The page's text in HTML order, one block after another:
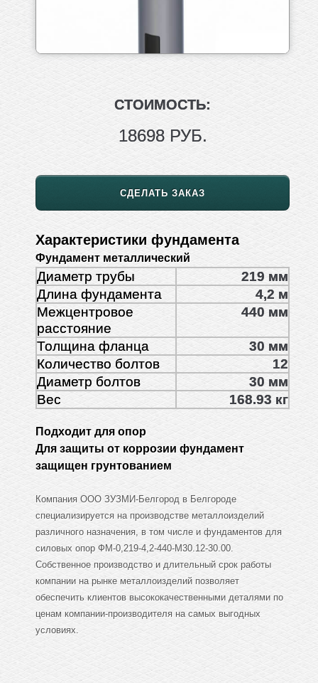
СТОИМОСТЬ:
18698 РУБ.
СДЕЛАТЬ ЗАКАЗ
Характеристики фундамента
Фундамент металлический
Диаметр трубы
219 мм
Длина фундамента
4,2 м
Межцентровое
расстояние
440 мм
Толщина фланца
30 мм
Количество болтов
12
Диаметр болтов
30 мм
Вес
168.93 кг
Подходит для опор
Для защиты от коррозии фундамент
защищен грунтованием
Компания ООО ЗУЗМИ-Белгород в Белгороде
специализируется на производстве металлоизделий
различного назначения, в том числе и фундаментов для
силовых опор ФМ-0,219-4,2-440-М30.12-30.00.
Собственное производство и длительный срок работы
компании на рынке металлоизделий позволяет
обеспечить клиентов высококачественными деталями по
ценам компании-производителя на самых выгодных
условиях.